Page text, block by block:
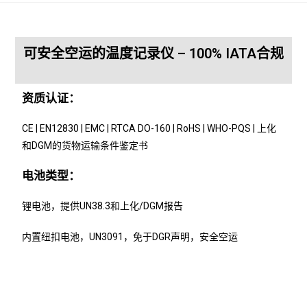
可安全空运的温度记录仪 – 100% IATA合规
资质认证：
CE | EN12830 | EMC | RTCA DO-160 | RoHS | WHO-PQS | 上化
和DGM的货物运输条件鉴定书
电池类型：
锂电池，提供UN38.3和上化/DGM报告
内置纽扣电池，UN3091，免于DGR声明，安全空运